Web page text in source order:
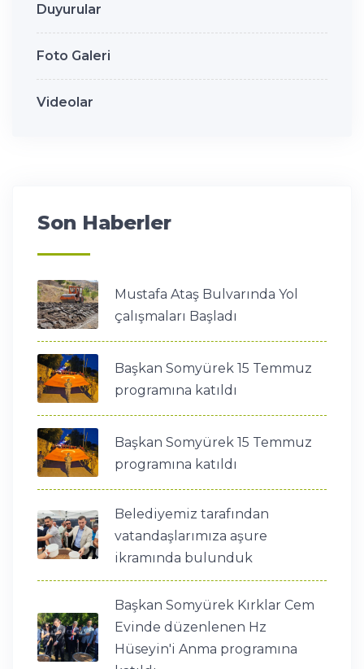
Duyurular
Foto Galeri
Videolar
Son Haberler
Mustafa Ataş Bulvarında Yol
çalışmaları Başladı
Başkan Somyürek 15 Temmuz
programına katıldı
Başkan Somyürek 15 Temmuz
programına katıldı
Belediyemiz tarafından
vatandaşlarımıza aşure
ikramında bulunduk
Başkan Somyürek Kırklar Cem
Evinde düzenlenen Hz
Hüseyin'i Anma programına